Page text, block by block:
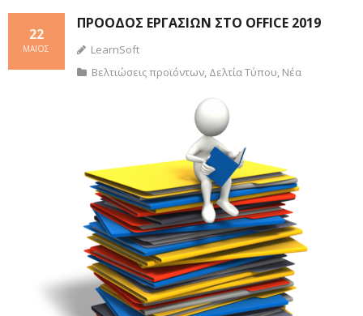
ΠΡΌΟΔΟΣ ΕΡΓΑΣΙΏΝ ΣΤΟ OFFICE 2019
22
ΜΆΙΟΣ
LearnSoft
Βελτιώσεις προϊόντων, Δελτία Τύπου, Νέα